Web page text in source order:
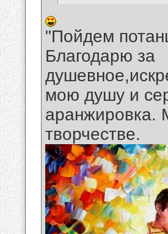
"Пойдем
Благодарю за
мою душу и
аранжировка.
творчестве.